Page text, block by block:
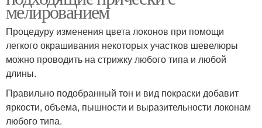
мелированием
Процедуру изменения цвета локонов при помощи
легкого окрашивания некоторых участков шевелюры
можно проводить на стрижку любого типа и любой
длины.
Правильно подобранный тон и вид покраски добавит
яркости, объема, пышности и выразительности локонам
любого типа.